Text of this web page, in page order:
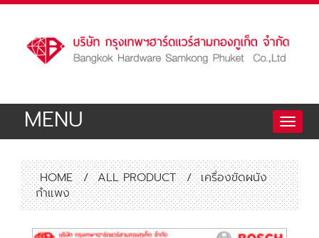
Toggle
MENU
HOME / ALL PRODUCT / เครื่องขัดผนัง
กำแพง